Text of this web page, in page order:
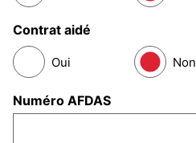
Contrat aidé
Oui Non
Numéro AFDAS